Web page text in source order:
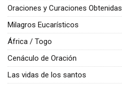
Oraciones y Curaciones Obtenidas
Milagros Eucarísticos
África / Togo
Cenáculo de Oración
Las vidas de los santos